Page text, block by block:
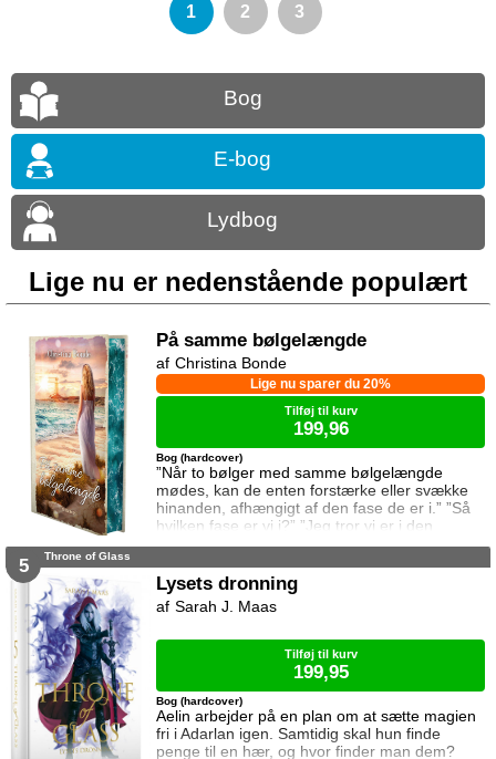
1 2 3
Bog
E-bog
Lydbog
Lige nu er nedenstående populært
På samme bølgelængde
”Når to bølger med samme bølgelængde
mødes, kan de enten forstærke eller svække
hinanden, afhængigt af den fase de er i.” ”Så
hvilken fase er vi i?” ”Jeg tror vi er i den
samme fase.” To ting er vigtige for Elina da
sætte sin afdøde fars hus til salg. Salget skal
gå hurtigt, og hendes ophold skal være kort.
Elina har ikke besøgt byen siden hendes far
Bog (hardcover)
Lige nu sparer du 20%
Christina Bonde
Tilføj til kurv
199,96
5 Throne of Glass
Lysets dronning
Aelin arbejder på en plan om at sætte magien
fri i Adarlan igen. Samtidig skal hun finde
penge til en hær, og hvor finder man dem?
Bog (hardcover)
Sarah J. Maas
Tilføj til kurv
199,95